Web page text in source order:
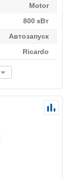
Motor
800 кВт
Автозапуск
Ricardo